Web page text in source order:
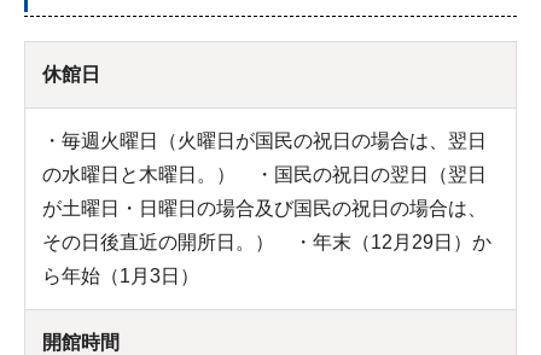
休館日
・毎週火曜日（火曜日が国民の祝日の場合は、翌日
の水曜日と木曜日。） ・国民の祝日の翌日（翌日
が土曜日・日曜日の場合及び国民の祝日の場合は、
その日後直近の開所日。） ・年末（12月29日）か
ら年始（1月3日）
開館時間